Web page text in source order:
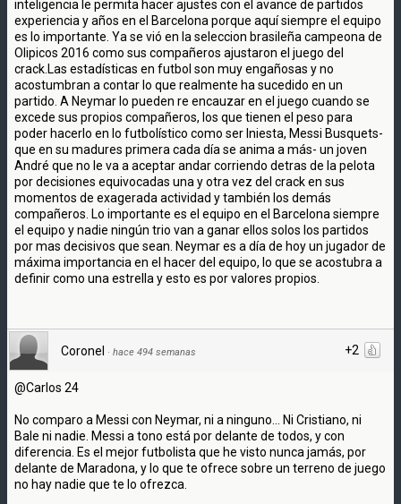
inteligencia le permita hacer ajustes con el avance de partidos
experiencia y años en el Barcelona porque aquí siempre el equipo
es lo importante. Ya se vió en la seleccion brasileña campeona de
Olipicos 2016 como sus compañeros ajustaron el juego del
crack.Las estadísticas en futbol son muy engañosas y no
acostumbran a contar lo que realmente ha sucedido en un
partido. A Neymar lo pueden re encauzar en el juego cuando se
excede sus propios compañeros, los que tienen el peso para
poder hacerlo en lo futbolístico como ser Iniesta, Messi Busquets-
que en su madures primera cada día se anima a más- un joven
André que no le va a aceptar andar corriendo detras de la pelota
por decisiones equivocadas una y otra vez del crack en sus
momentos de exagerada actividad y también los demás
compañeros. Lo importante es el equipo en el Barcelona siempre
el equipo y nadie ningún trio van a ganar ellos solos los partidos
por mas decisivos que sean. Neymar es a día de hoy un jugador de
máxima importancia en el hacer del equipo, lo que se acostubra a
definir como una estrella y esto es por valores propios.
+2
Coronel · hace 494 semanas
@Carlos 24
No comparo a Messi con Neymar, ni a ninguno... Ni Cristiano, ni
Bale ni nadie. Messi a tono está por delante de todos, y con
diferencia. Es el mejor futbolista que he visto nunca jamás, por
delante de Maradona, y lo que te ofrece sobre un terreno de juego
no hay nadie que te lo ofrezca.